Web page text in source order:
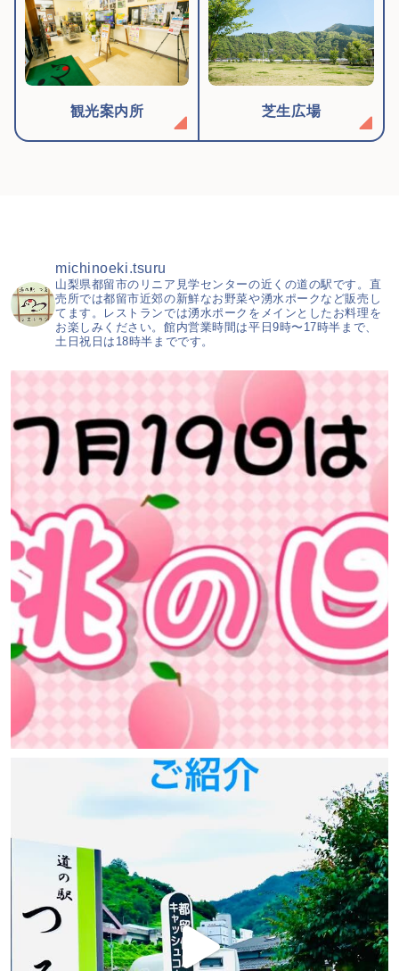
観光案内所 芝生広場
michinoeki.tsuru
山梨県都留市のリニア見学センターの近くの道の駅です。直
売所では都留市近郊の新鮮なお野菜や湧水ポークなど販売し
てます。レストランでは湧水ポークをメインとしたお料理を
お楽しみください。館内営業時間は平日9時〜17時半まで、
土日祝日は18時半までです。